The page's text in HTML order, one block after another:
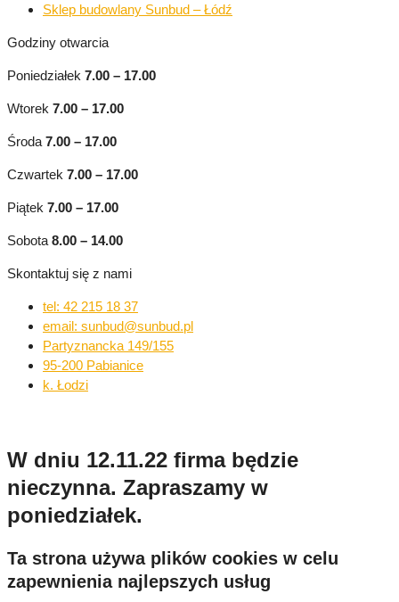
Sklep budowlany Sunbud – Łódź
Godziny otwarcia
Poniedziałek 7.00 – 17.00
Wtorek 7.00 – 17.00
Środa 7.00 – 17.00
Czwartek 7.00 – 17.00
Piątek 7.00 – 17.00
Sobota 8.00 – 14.00
Skontaktuj się z nami
tel: 42 215 18 37
email: sunbud@sunbud.pl
Partyznancka 149/155
95-200 Pabianice
k. Łodzi
W dniu 12.11.22 firma będzie
nieczynna. Zapraszamy w
poniedziałek.
Ta strona używa plików cookies w celu
zapewnienia najlepszych usług